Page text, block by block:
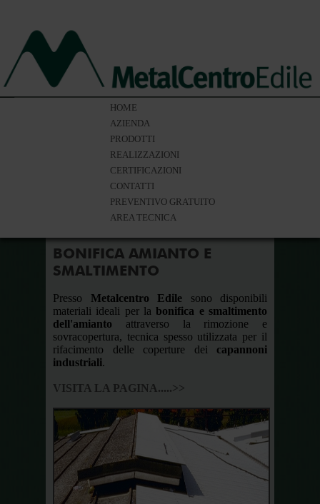
HOME
AZIENDA
PRODOTTI
REALIZZAZIONI
CERTIFICAZIONI
CONTATTI
PREVENTIVO GRATUITO
AREA TECNICA
BONIFICA AMIANTO E
SMALTIMENTO
Presso Metalcentro Edile sono disponibili
materiali ideali per labonifica e smaltimento
dell'amianto attraverso la rimozione e
sovracopertura, tecnica spesso utilizzata per il
rifacimento delle coperture dei capannoni
industriali.
VISITA LA PAGINA.....>>